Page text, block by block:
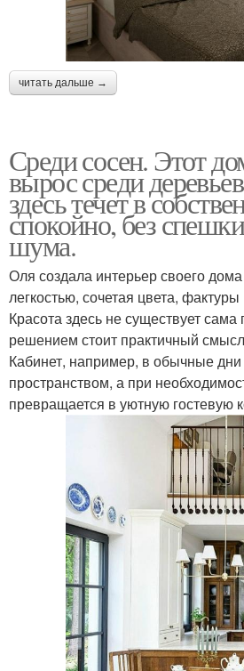
читать дальше →
Среди сосен. Этот
вырос среди
здесь течет в
спокойно, без
шума.
Оля создала интерьер своего
легкостью, сочетая цвета,
Красота здесь не существует
решением стоит практичный
Кабинет, например, в обычные
пространством, а при
превращается в уютную гостевую